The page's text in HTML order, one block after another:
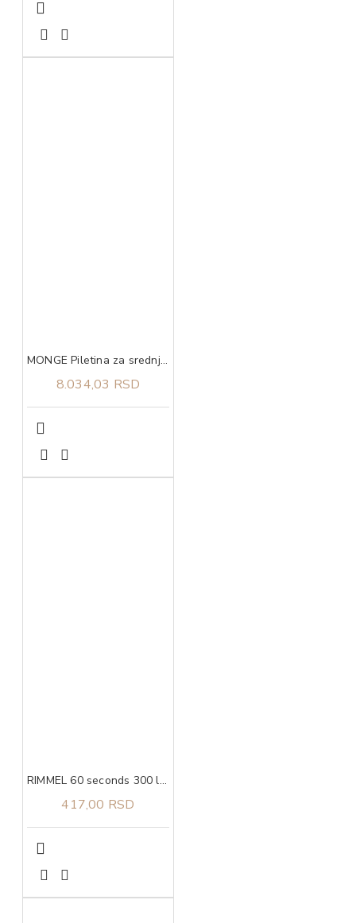
MONGE Piletina za srednje rase puppy 12kg
8.034,03 RSD
RIMMEL 60 seconds 300 lak za nokte
417,00 RSD